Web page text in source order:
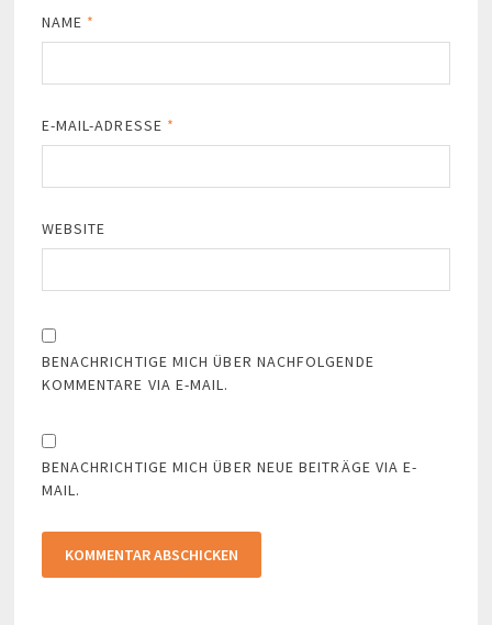
NAME *
E-MAIL-ADRESSE *
WEBSITE
BENACHRICHTIGE MICH ÜBER NACHFOLGENDE
KOMMENTARE VIA E-MAIL.
BENACHRICHTIGE MICH ÜBER NEUE BEITRÄGE VIA E-
MAIL.